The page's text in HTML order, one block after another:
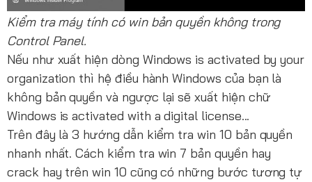
Kiểm tra máy tính có win bản quyền không trong
Control Panel.
Nếu như xuất hiện dòng Windows is activated by your
organization thì hệ điều hành Windows của bạn là
không bản quyền và ngược lại sẽ xuất hiện chữ
Windows is activated with a digital license...
Trên đây là 3 hướng dẫn kiểm tra win 10 bản quyền
nhanh nhất. Cách kiểm tra win 7 bản quyền hay
crack hay trên win 10 cũng có những bước tương tự